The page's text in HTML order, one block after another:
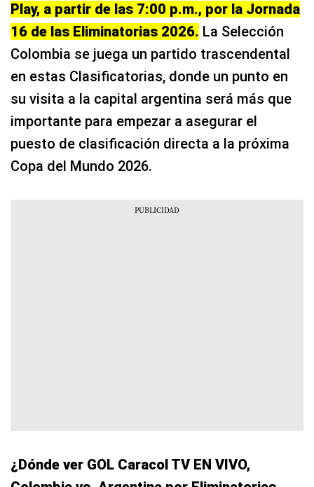
Play, a partir de las 7:00 p.m., por la Jornada
16 de las Eliminatorias 2026. La Selección
Colombia se juega un partido trascendental
en estas Clasificatorias, donde un punto en
su visita a la capital argentina será más que
importante para empezar a asegurar el
puesto de clasificación directa a la próxima
Copa del Mundo 2026.
¿Dónde ver GOL Caracol TV EN VIVO,